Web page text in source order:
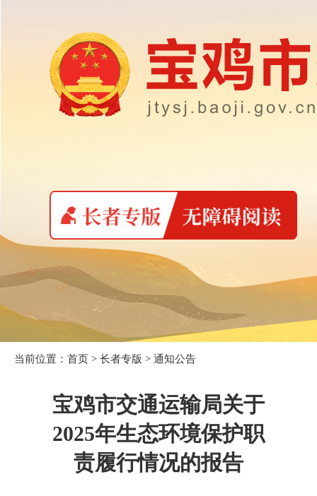
当前位置： 首页 > 长者专版 > 通知公告
宝鸡市交通运输局关于
2025年生态环境保护职
责履行情况的报告